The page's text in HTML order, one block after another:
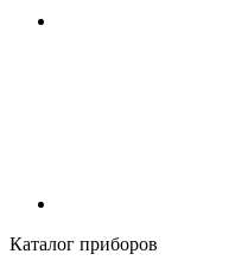
Каталог приборов